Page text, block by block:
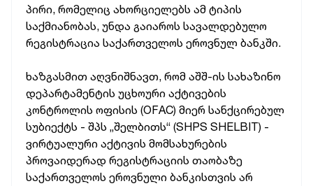
პირი, რომელიც ახორციელებს ამ ტიპის
საქმიანობას, უნდა გაიაროს სავალდებულო
რეგისტრაცია საქართველოს ეროვნულ ბანკში.
ხაზგასმით აღვნიშნავთ, რომ აშშ-ის სახაზინო
დეპარტამენტის უცხოური აქტივების
კონტროლის ოფისის (OFAC) მიერ სანქცირებულ
სუბიექტს - შპს „შელბითს“ (SHPS SHELBIT) -
ვირტუალური აქტივის მომსახურების
პროვაიდერად რეგისტრაციის თაობაზე
საქართველოს ეროვნული ბანკისთვის არ